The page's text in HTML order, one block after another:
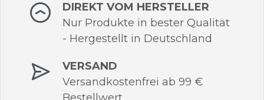
DIREKT VOM HERSTELLER
Nur Produkte in bester Qualität
- Hergestellt in Deutschland
VERSAND
Versandkostenfrei ab 99 €